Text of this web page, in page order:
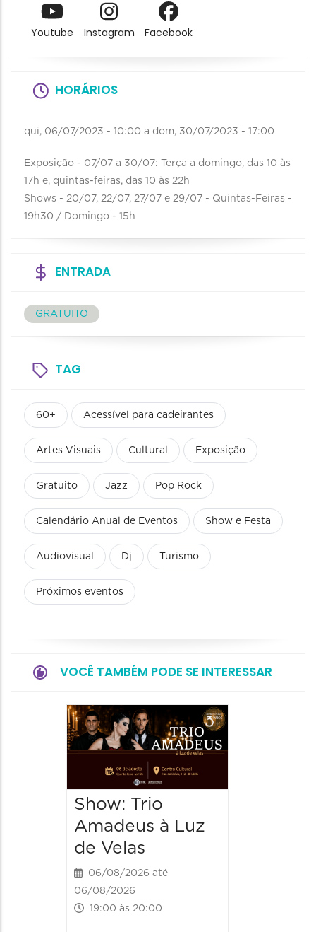
Youtube Instagram Facebook
HORÁRIOS
qui, 06/07/2023 - 10:00 a dom, 30/07/2023 - 17:00
Exposição - 07/07 a 30/07: Terça a domingo, das 10 às
17h e, quintas-feiras, das 10 às 22h
Shows - 20/07, 22/07, 27/07 e 29/07 - Quintas-Feiras -
19h30 / Domingo - 15h
ENTRADA
GRATUITO
TAG
60+ Acessível para cadeirantes
Artes Visuais Cultural Exposição
Gratuito Jazz Pop Rock
Calendário Anual de Eventos Show e Festa
Audiovisual Dj Turismo
Próximos eventos
VOCÊ TAMBÉM PODE SE INTERESSAR
Show: Trio
Amadeus à Luz
de Velas
06/08/2026 até
06/08/2026
19:00 às 20:00